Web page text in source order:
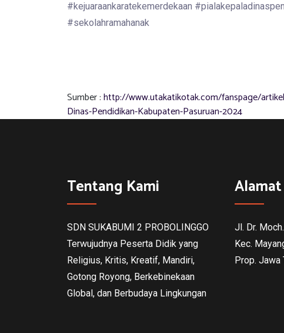
#kejuaraankaratekemerdekaan
#sekolahramahanak
Sumber :http://www.utakatikotak.com/fanspage/
Dinas-Pendidikan-Kabupaten-Pasuruan-2024
Tentang Kami
SDN SUKABUMI 2 PROBOLINGGO
Terwujudnya Peserta Didik yang
Religius, Kritis, Kreatif, Mandiri,
Gotong Royong, Berkebinekaan
Global, dan Berbudaya Lingkungan
Alamat
Jl. Dr.
Kec.
Prop. Jawa